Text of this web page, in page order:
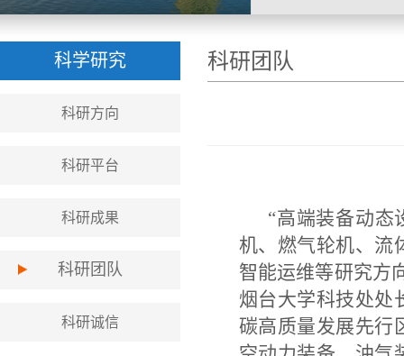
科学研究
科研方向
科研平台
科研成果
科研团队
科研诚信
科研团队
“高端装备动态
机、燃气轮机、流
智能运维等研究方
烟台大学科技处处
碳高质量发展先行